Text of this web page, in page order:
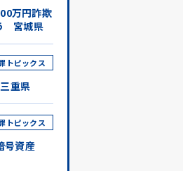
万円詐欺
宮城県
トピックス
重県
トピックス
号資産